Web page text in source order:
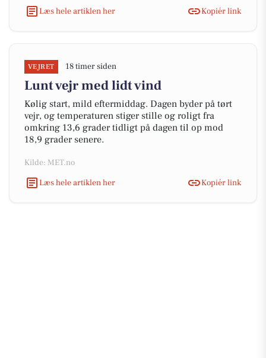
Læs hele artiklen her
Kopiér link
VEJRET 18 timer siden
Lunt vejr med lidt vind
Kølig start, mild eftermiddag. Dagen byder på tørt
vejr, og temperaturen stiger stille og roligt fra
omkring 13,6 grader tidligt på dagen til op mod
18,9 grader senere.
Kilde: MET.no
Læs hele artiklen her
Kopiér link